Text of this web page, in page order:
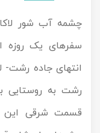
چشمه آب شور
سفرهای یک
انتهای جاده رشت-
رشت به روستایی
قسمت شرقی این